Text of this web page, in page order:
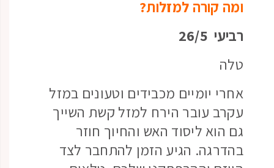
ומה קורה למזלות?
רביעי 26/5
טלה
אחרי יומיים מכבידים וטעונים במזל
עקרב עובר הירח למזל קשת השייך
גם הוא ליסוד האש והחיוך חוזר
בהדרגה. הגיע הזמן להתחבר לצד